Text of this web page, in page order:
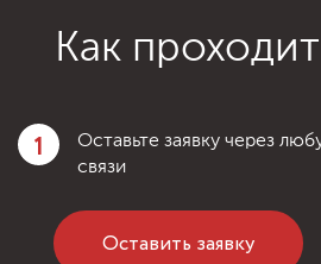
Как
1
Оставьте заявку через
связи
Оставить заявку